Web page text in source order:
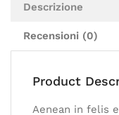
Descrizione
Recensioni (0)
Product
Aenean in felis